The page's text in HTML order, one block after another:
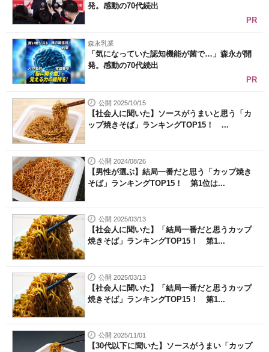
発。感動の70代続出
PR
森永乳業
「気になっていた認知機能が菌で…」森永が開
発。感動の70代続出
PR
公開 2025/10/15
【社会人に聞いた】ソースがうまいと思う「カ
ップ焼きそば」ランキングTOP15！ ...
公開 2024/08/26
【男性が選ぶ】結局一番だと思う「カップ焼き
そば」ランキングTOP15！ 第1位は...
公開 2025/03/13
【社会人に聞いた】「結局一番だと思うカップ
焼きそば」ランキングTOP15！ 第1...
公開 2025/03/13
【社会人に聞いた】「結局一番だと思うカップ
焼きそば」ランキングTOP15！ 第1...
公開 2025/11/01
【30代以下に聞いた】ソースがうまい「カップ